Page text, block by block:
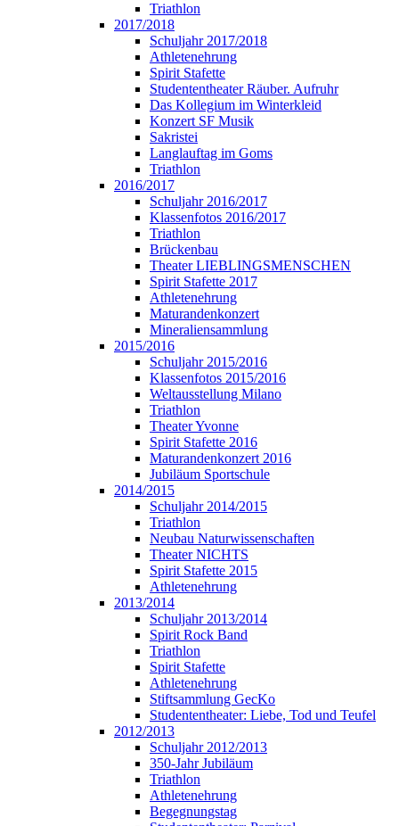
Triathlon
2017/2018
Schuljahr 2017/2018
Athletenehrung
Spirit Stafette
Studententheater Räuber. Aufruhr
Das Kollegium im Winterkleid
Konzert SF Musik
Sakristei
Langlauftag im Goms
Triathlon
2016/2017
Schuljahr 2016/2017
Klassenfotos 2016/2017
Triathlon
Brückenbau
Theater LIEBLINGSMENSCHEN
Spirit Stafette 2017
Athletenehrung
Maturandenkonzert
Mineraliensammlung
2015/2016
Schuljahr 2015/2016
Klassenfotos 2015/2016
Weltausstellung Milano
Triathlon
Theater Yvonne
Spirit Stafette 2016
Maturandenkonzert 2016
Jubiläum Sportschule
2014/2015
Schuljahr 2014/2015
Triathlon
Neubau Naturwissenschaften
Theater NICHTS
Spirit Stafette 2015
Athletenehrung
2013/2014
Schuljahr 2013/2014
Spirit Rock Band
Triathlon
Spirit Stafette
Athletenehrung
Stiftsammlung GecKo
Studententheater: Liebe, Tod und Teufel
2012/2013
Schuljahr 2012/2013
350-Jahr Jubiläum
Triathlon
Athletenehrung
Begegnungstag